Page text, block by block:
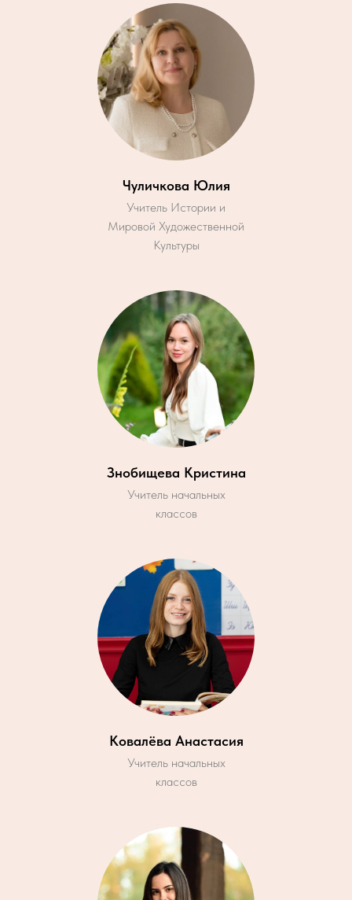
Чуличкова Юлия
Учитель Истории и
Мировой Художественной
Культуры
Знобищева Кристина
Учитель начальных
классов
Ковалёва Анастасия
Учитель начальных
классов